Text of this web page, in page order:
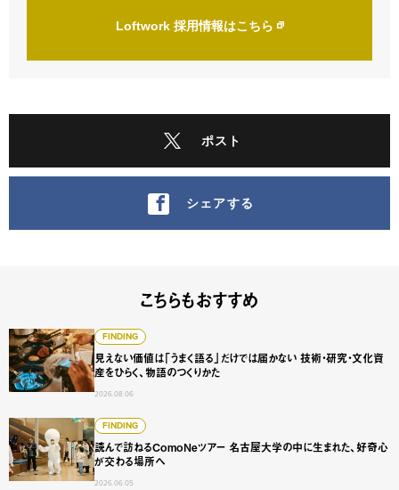
Loftwork 採用情報はこちら
ポスト
シェアする
こちらもおすすめ
FINDING
見えない価値は「うまく語る」だけでは届かない 技術・研究・文化資
産をひらく、物語のつくりかた
2026.08.06
見えない価値は「うまく語る」だけでは届かない 技術・研
FINDING
読んで訪ねるComoNeツアー 名古屋大学の中に生まれた、好奇心
が交わる場所へ
2026.06.05
読んで訪ねるComoNeツアー 名古屋大学の中に生まれた、